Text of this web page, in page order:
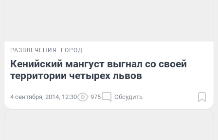
РАЗВЛЕЧЕНИЯ ГОРОД
Кенийский мангуст выгнал со своей
территории четырех львов
4 сентября, 2014, 12:30 975 Обсудить